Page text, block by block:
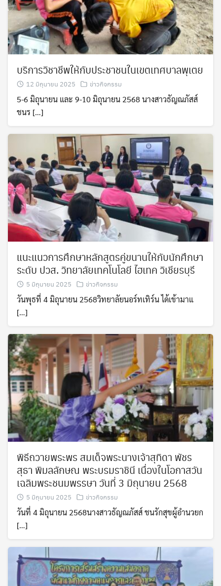
บริการวิชาชีพให้กับประชาชนในเขตเทศบาลพุเตย
12 มิถุนายน 2025 ข่าวกิจกรรม
5-6 มิถุนายน และ 9-10 มิถุนายน 2568 นางสาวธัญณภัสส์
ชนร […]
แนะแนวการศึกษาหลักสูตรคู่ขนานให้กับนักศึกษา
ระดับ ปวส. วิทยาลัยเทคโนโลยี ไฮเทค วิเชียรบุรี
5 มิถุนายน 2025 ข่าวกิจกรรม
วันพุธที่ 4 มิถุนายน 2568วิทยาลัยนอร์ทเทิร์น ได้เข้ามาแ
[…]
พิธีถวายพระพร สมเด็จพระนางเจ้าสุทิดา พัชร
สุธา พิมลลักษณ พระบรมราชินี เนื่องในโอกาสวัน
เฉลิมพระชนมพรรษา วันที่ 3 มิถุนายน 2568
5 มิถุนายน 2025 ข่าวกิจกรรม
วันที่ 4 มิถุนายน 2568นางสาวธัญณภัสส์ ชนรักสุขผู้อำนวยก
[…]